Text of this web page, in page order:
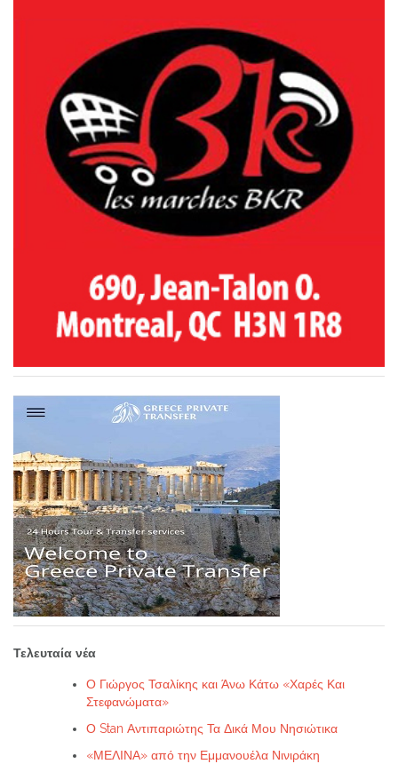
Τελευταία νέα
Ο Γιώργος Τσαλίκης και Άνω Κάτω «Χαρές Και
Στεφανώματα»
Ο Stan Αντιπαριώτης Τα Δικά Μου Νησιώτικα
«ΜΕΛΙΝΑ» από την Εμμανουέλα Νινιράκη